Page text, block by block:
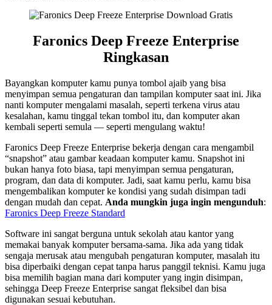
Faronics Deep Freeze Enterprise
Ringkasan
Bayangkan komputer kamu punya tombol ajaib yang bisa
menyimpan semua pengaturan dan tampilan komputer saat ini. Jika
nanti komputer mengalami masalah, seperti terkena virus atau
kesalahan, kamu tinggal tekan tombol itu, dan komputer akan
kembali seperti semula — seperti mengulang waktu!
Faronics Deep Freeze Enterprise bekerja dengan cara mengambil
“snapshot” atau gambar keadaan komputer kamu. Snapshot ini
bukan hanya foto biasa, tapi menyimpan semua pengaturan,
program, dan data di komputer. Jadi, saat kamu perlu, kamu bisa
mengembalikan komputer ke kondisi yang sudah disimpan tadi
dengan mudah dan cepat. Anda mungkin juga ingin mengunduh:
Faronics Deep Freeze Standard
Software ini sangat berguna untuk sekolah atau kantor yang
memakai banyak komputer bersama-sama. Jika ada yang tidak
sengaja merusak atau mengubah pengaturan komputer, masalah itu
bisa diperbaiki dengan cepat tanpa harus panggil teknisi. Kamu juga
bisa memilih bagian mana dari komputer yang ingin disimpan,
sehingga Deep Freeze Enterprise sangat fleksibel dan bisa
digunakan sesuai kebutuhan.